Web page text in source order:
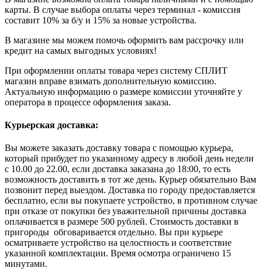
карты. В случае выбора оплаты через терминал - комиссия
составит 10% за б/у и 15% за новые устройства.
В магазине мы можем помочь оформить вам рассрочку или
кредит на самых выгодных условиях!
При оформлении оплаты товара через систему СПЛИТ
магазин вправе взимать дополнительную комиссию.
Актуальную информацию о размере комиссии уточняйте у
оператора в процессе оформления заказа.
Курьерская доставка:
Вы можете заказать доставку товара с помощью курьера,
который прибудет по указанному адресу в любой день недели
с 10.00 до 22.00, если доставка заказана до 18:00, то есть
возможность доставить в тот же день. Курьер обязательно Вам
позвонит перед выездом. Доставка по городу предоставляется
бесплатно, если вы покупаете устройство, в противном случае
при отказе от покупки без уважительной причины доставка
оплачивается в размере 500 рублей. Стоимость доставки в
пригороды обговаривается отдельно. Вы при курьере
осматриваете устройство на целостность и соответствие
указанной комплектации. Время осмотра ограничено 15
минутами.